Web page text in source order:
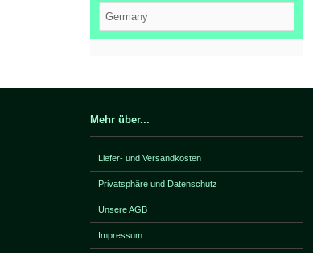
Mehr über...
Liefer- und Versandkosten
Privatsphäre und Datenschutz
Unsere AGB
Impressum